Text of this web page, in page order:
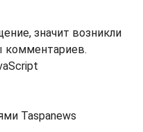
значит возникли
комментариев.
Taspanews